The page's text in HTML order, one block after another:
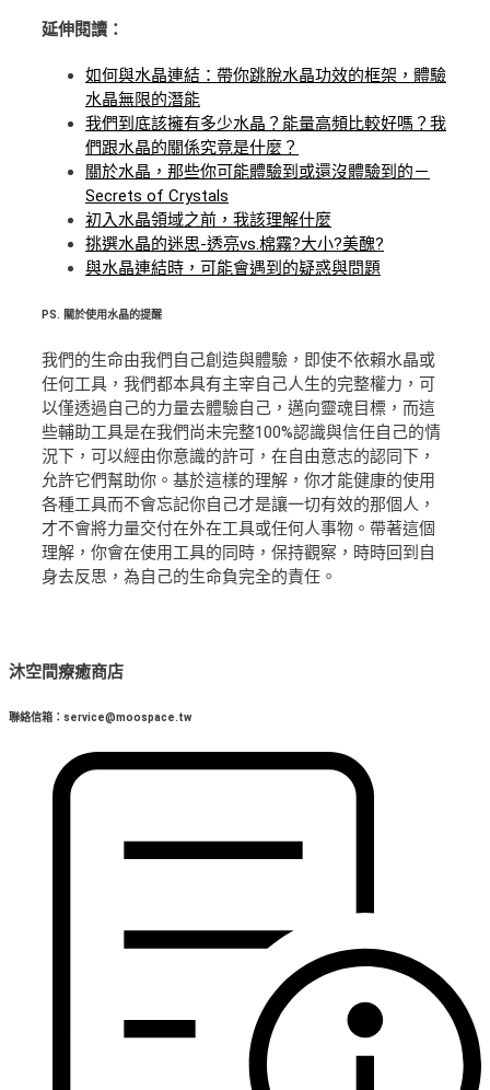
延伸閱讀：
如何與水晶連結：帶你跳脫水晶功效的框架，體驗
水晶無限的潛能
我們到底該擁有多少水晶？能量高頻比較好嗎？我
們跟水晶的關係究竟是什麼？
關於水晶，那些你可能體驗到或還沒體驗到的－
Secrets of Crystals
初入水晶領域之前，我該理解什麼
挑選水晶的迷思-透亮vs.棉霧?大小?美醜?
與水晶連結時，可能會遇到的疑惑與問題
PS. 關於使用水晶的提醒
我們的生命由我們自己創造與體驗，即使不依賴水晶或
任何工具，我們都本具有主宰自己人生的完整權力，可
以僅透過自己的力量去體驗自己，邁向靈魂目標，而這
些輔助工具是在我們尚未完整100%認識與信任自己的情
況下，可以經由你意識的許可，在自由意志的認同下，
允許它們幫助你。基於這樣的理解，你才能健康的使用
各種工具而不會忘記你自己才是讓一切有效的那個人，
才不會將力量交付在外在工具或任何人事物。帶著這個
理解，你會在使用工具的同時，保持觀察，時時回到自
身去反思，為自己的生命負完全的責任。
沐空間療癒商店
聯絡信箱：service@moospace.tw